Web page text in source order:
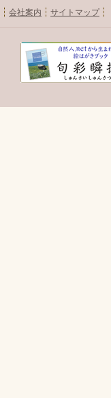
会社案内 サイトマップ